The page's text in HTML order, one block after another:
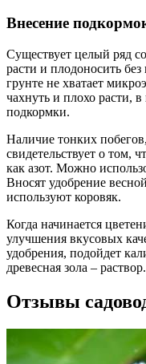
Внесение
Существует целый ряд
расти и плодоносить
грунте не хватает
чахнуть и плохо расти,
подкормки.
Наличие тонких
свидетельствует о том,
как азот. Можно
Вносят удобрение
используют коровяк.
Когда начинается
улучшения вкусовых
удобрения, подойдет
древесная зола – раствор.
Отзывы